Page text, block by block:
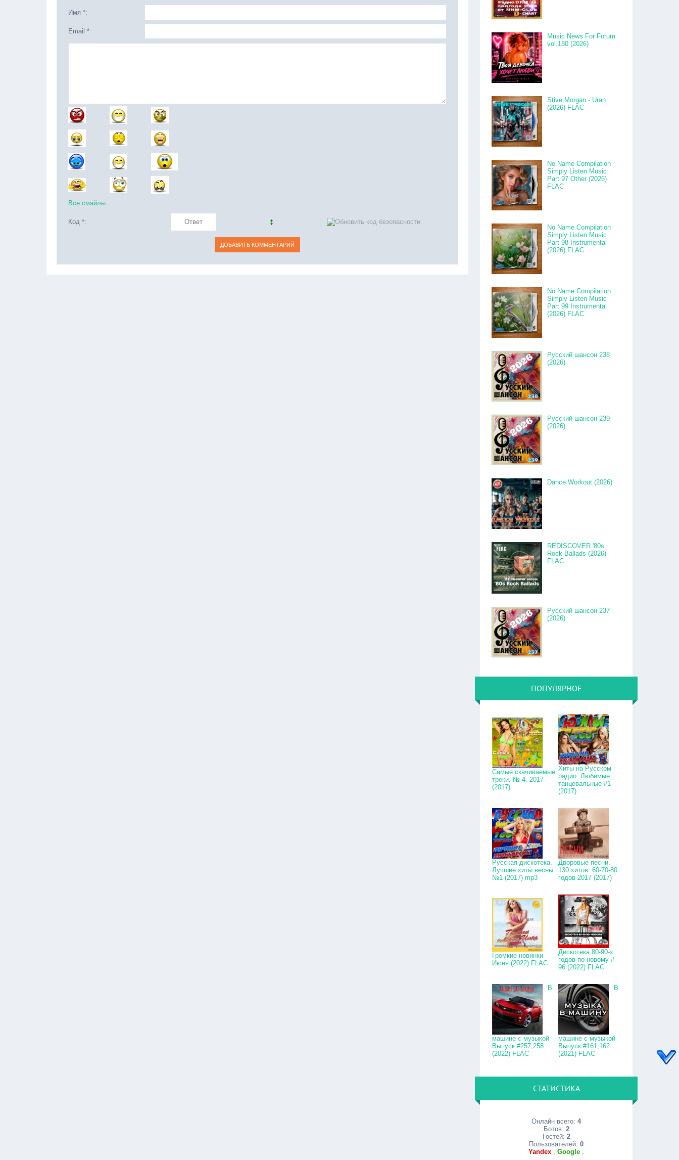
Имя *:
Email *:
Все смайлы
Код *:
Music News For Forum
vol.180 (2026)
Stive Morgan - Uran
(2026) FLAC
No Name Compilation
Simply Listen Music
Part 97 Other (2026)
FLAC
No Name Compilation
Simply Listen Music
Part 98 Instrumental
(2026) FLAC
No Name Compilation
Simply Listen Music
Part 99 Instrumental
(2026) FLAC
Русский шансон 238
(2026)
Русский шансон 239
(2026)
Dance Workout (2026)
REDISCOVER '80s
Rock Ballads (2026)
FLAC
Русский шансон 237
(2026)
ПОПУЛЯРНОЕ
Самые скачиваемые
треки. № 4. 2017
(2017)
Хиты на Русском
радио. Любимые
танцевальные #1
(2017)
Русская дискотека.
Лучшие хиты весны.
№1 (2017) mp3
Дворовые песни.
130 хитов. 60-70-80
годов 2017 (2017)
Громкие новинки
Июня (2022) FLAC
Дискотека 80-90-х
годов по-новому #
96 (2022) FLAC
В
машине с музыкой
Выпуск #257,258
(2022) FLAC
В
машине с музыкой
Выпуск #161,162
(2021) FLAC
СТАТИСТИКА
Онлайн всего:4
Ботов: 2
Гостей: 2
Пользователей:0
Yandex ,Google ,